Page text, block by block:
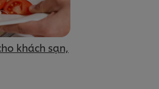
khách sạn,